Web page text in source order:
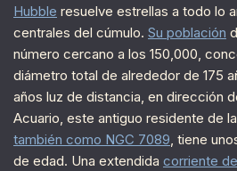
Hubble resuelve estrellas a todo lo
centrales del cúmulo. Su población
número cercano a los 150,000,
diámetro total de alrededor de 175
años luz de distancia, en dirección
Acuario, este antiguo residente de
también como NGC 7089, tiene
de edad. Una extendida corriente